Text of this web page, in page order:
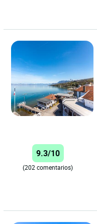
9.3/10
(202 comentarios)